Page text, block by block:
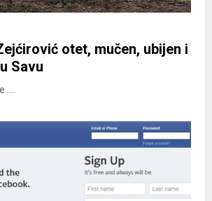
otet, mučen, ubijen i
Savu